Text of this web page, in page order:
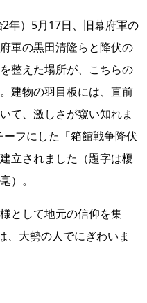
年）5月17日、旧幕府軍の
軍の黒田清隆らと降伏の
整えた場所が、こちらの
建物の羽目板には、直前
て、激しさが窺い知れま
フにした「箱館戦争降伏
立されました（題字は榎
）。
として地元の信仰を集
、大勢の人でにぎわいま